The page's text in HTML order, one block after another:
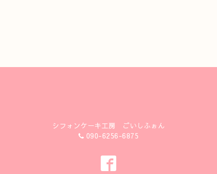
シフォンケーキ工房 ごいしふぉん
090-6256-6875